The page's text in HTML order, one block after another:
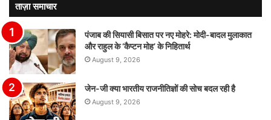
ताज़ा समाचार
पंजाब की सियासी बिसात पर नए मोहरे: मोदी-बादल मुलाकात
और राहुल के ‘कैप्टन मोह’ के निहितार्थ
August 9, 2026
जेन-जी क्या भारतीय राजनीतिज्ञों की सोच बदल रही है
August 9, 2026